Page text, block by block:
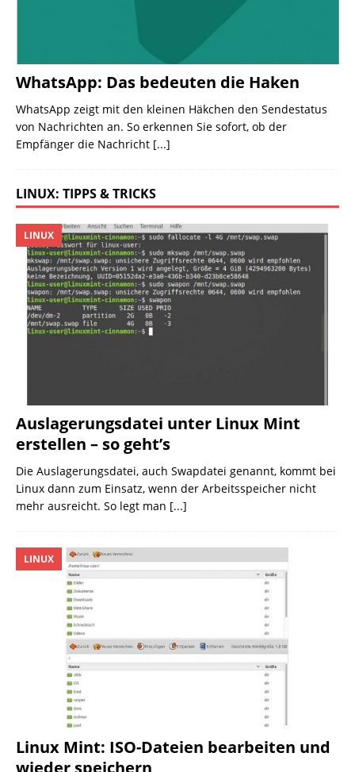
WhatsApp: Das bedeuten die Haken
WhatsApp zeigt mit den kleinen Häkchen den Sendestatus
von Nachrichten an. So erkennen Sie sofort, ob der
Empfänger die Nachricht [...]
LINUX: TIPPS & TRICKS
Auslagerungsdatei unter Linux Mint
erstellen – so geht’s
LINUX
Die Auslagerungsdatei, auch Swapdatei genannt, kommt bei
Linux dann zum Einsatz, wenn der Arbeitsspeicher nicht
mehr ausreicht. So legt man [...]
Linux Mint: ISO-Dateien bearbeiten und
LINUX